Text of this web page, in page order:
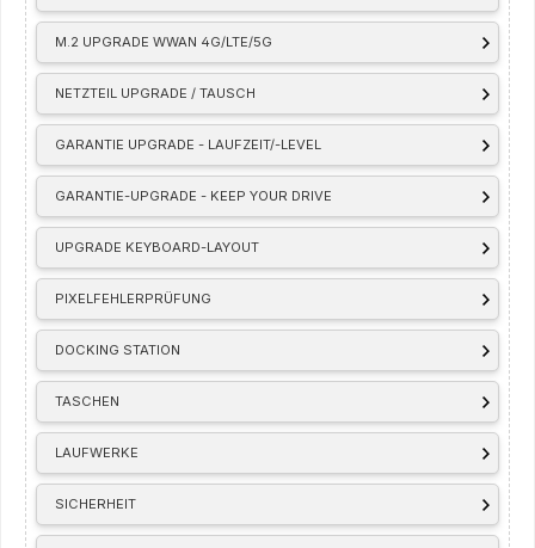
M.2 UPGRADE WWAN 4G/LTE/5G
NETZTEIL UPGRADE / TAUSCH
GARANTIE UPGRADE - LAUFZEIT/-LEVEL
GARANTIE-UPGRADE - KEEP YOUR DRIVE
UPGRADE KEYBOARD-LAYOUT
PIXELFEHLERPRÜFUNG
DOCKING STATION
TASCHEN
LAUFWERKE
SICHERHEIT